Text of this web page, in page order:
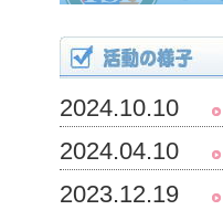
2024.10.10
2024.04.10
2023.12.19